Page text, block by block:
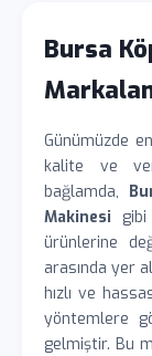
Bursa
Günümüzde
kalite ve
bağlamda,
Makinesi
ürünlerine
arasında yer
hızlı ve
yöntemlere
gelmiştir. Bu